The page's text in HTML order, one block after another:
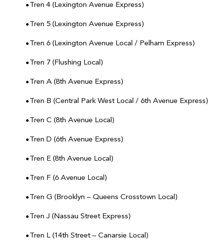
Tren 4 (Lexington Avenue Express)
Tren 5 (Lexington Avenue Express)
Tren 6 (Lexington Avenue Local / Pelham Express)
Tren 7 (Flushing Local)
Tren A (8th Avenue Express)
Tren B (Central Park West Local / 6th Avenue Express)
Tren C (8th Avenue Local)
Tren D (6th Avenue Express)
Tren E (8th Avenue Local)
Tren F (6 Avenue Local)
Tren G (Brooklyn – Queens Crosstown Local)
Tren J (Nassau Street Express)
Tren L (14th Street – Canarsie Local)